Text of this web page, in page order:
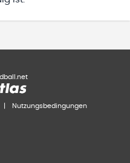
Nutzungsbedingungen